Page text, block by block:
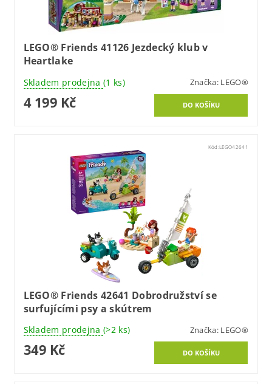
LEGO® Friends 41126 Jezdecký klub v
Heartlake
Skladem prodejna (1 ks) Značka: LEGO®
4 199 Kč
Kód:LEGO42641
LEGO® Friends 42641 Dobrodružství se
surfujícími psy a skútrem
Skladem prodejna (>2 ks) Značka: LEGO®
349 Kč